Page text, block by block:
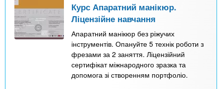
Курс Апаратний манікюр.
Ліцензійне навчання
Апаратний манікюр без ріжучих
інструментів. Опануйте 5 технік роботи з
фрезами за 2 заняття. Ліцензійний
сертифікат міжнародного зразка та
допомога зі створенням портфоліо.